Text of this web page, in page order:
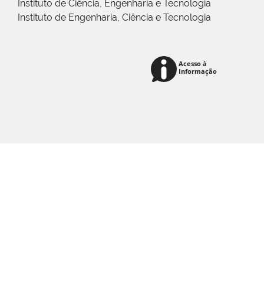
Instituto de Ciência, Engenharia e Tecnologia
Instituto de Engenharia, Ciência e Tecnologia